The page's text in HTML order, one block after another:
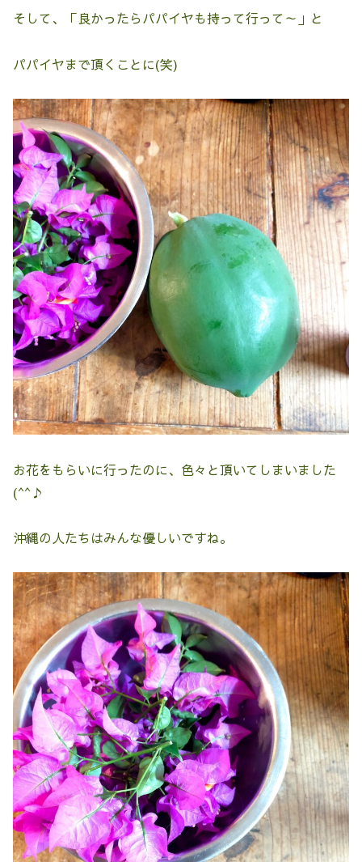
そして、「良かったらパパイヤも持って行って～」と
パパイヤまで頂くことに(笑)
お花をもらいに行ったのに、色々と頂いてしまいました
(^^♪
沖縄の人たちはみんな優しいですね。